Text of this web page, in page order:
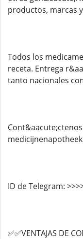
productos, marcas
Todos los
receta. Entrega
tanto nacionales
Cont&aacute;ctenos
ID de Telegram:
✅✅VENTAJAS DE